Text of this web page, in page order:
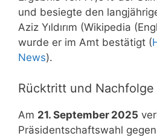
und besiegte den
Aziz Yıldırım (Wikipedia
wurde er im Amt bestätigt (
News).
Rücktritt und Nachfolge
Am 21. September 2025
Präsidentschaftswahl